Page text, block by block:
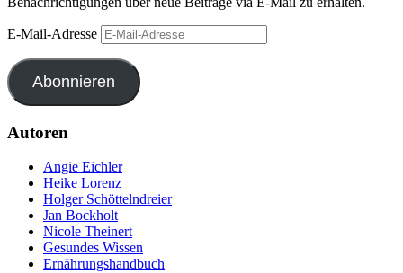
E-Mail-Adresse
Abonnieren
Autoren
Angie Eichler
Heike Lorenz
Holger Schöttelndreier
Jan Bockholt
Nicole Theinert
Gesundes Wissen
Ernährungshandbuch